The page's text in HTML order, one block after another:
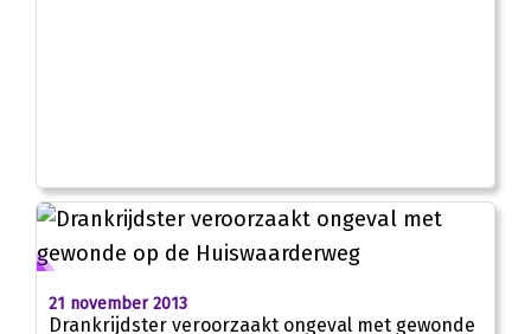
21 november 2013
Drankrijdster veroorzaakt ongeval met gewonde